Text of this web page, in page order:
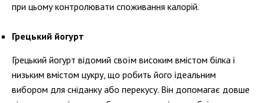
при цьому контролювати споживання калорій.
Грецький йогурт
Грецький йогурт відомий своїм високим вмістом білка і
низьким вмістом цукру, що робить його ідеальним
вибором для сніданку або перекусу. Він допомагає довше